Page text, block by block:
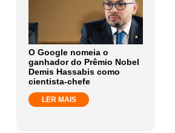
O Google nomeia o
ganhador do Prêmio Nobel
Demis Hassabis como
cientista-chefe
LER MAIS